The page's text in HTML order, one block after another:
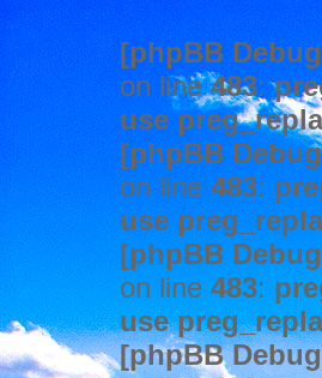
[phpBB
on line483:
use
[phpBB
on line 483:
use
[phpBB
on line 483:
use
[phpBB